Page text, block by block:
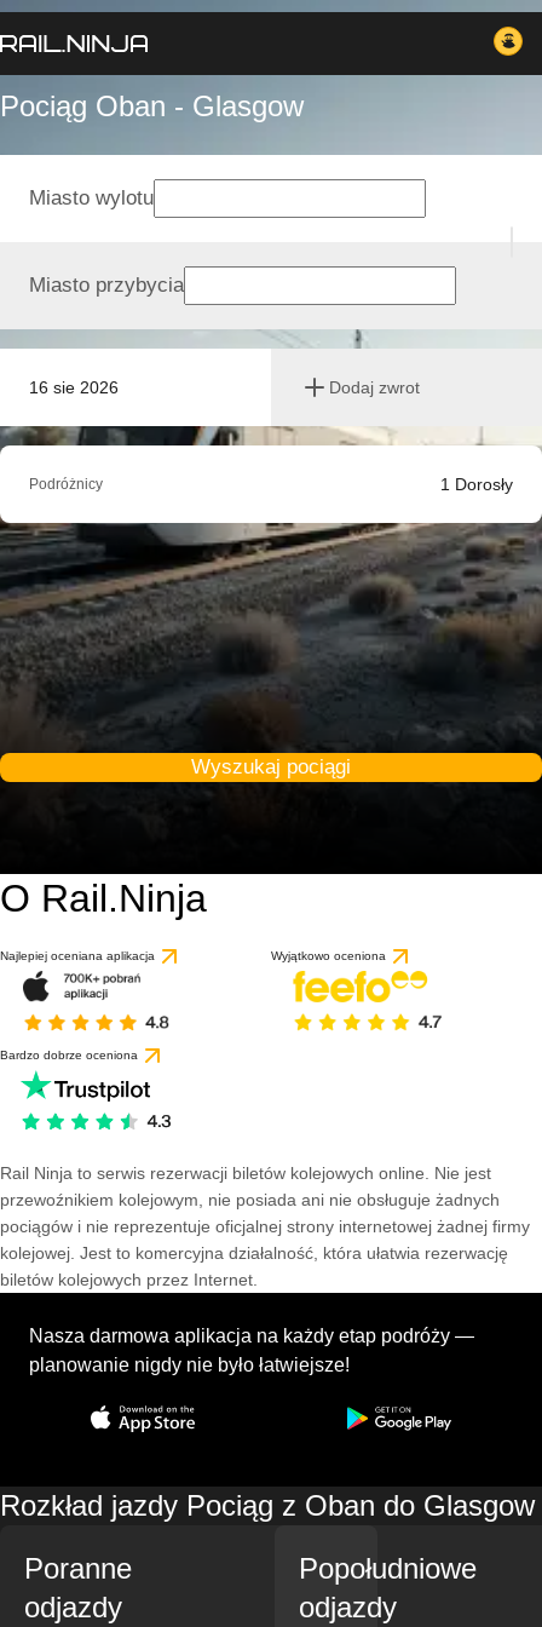
Pociąg Oban - Glasgow
16 sie 2026 Dodaj zwrot
Miasto wylotu
Miasto przybycia
Podróżnicy 1 Dorosły
Wyszukaj pociągi
O Rail.Ninja
Najlepiej oceniana aplikacja Wyjątkowo oceniona
Bardzo dobrze oceniona
Rail Ninja to serwis rezerwacji biletów kolejowych online. Nie jest
przewoźnikiem kolejowym, nie posiada ani nie obsługuje żadnych
pociągów i nie reprezentuje oficjalnej strony internetowej żadnej firmy
kolejowej. Jest to komercyjna działalność, która ułatwia rezerwację
biletów kolejowych przez Internet.
Nasza darmowa aplikacja na każdy etap podróży —
planowanie nigdy nie było łatwiejsze!
Rozkład jazdy Pociąg z Oban do Glasgow
Poranne
odjazdy
Popołudniowe
odjazdy